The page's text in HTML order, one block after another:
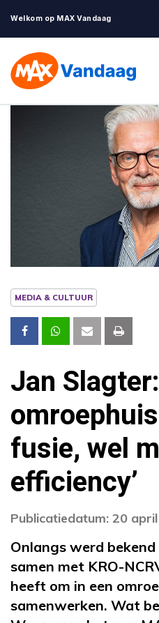
Welkom op MAX Vandaag
MEDIA & CULTUUR
Jan
fusie, wel
efficiency’
Publicatiedatum: 20
Onlangs werd
samen met KRO-
heeft om in een
samenwerken. Wat